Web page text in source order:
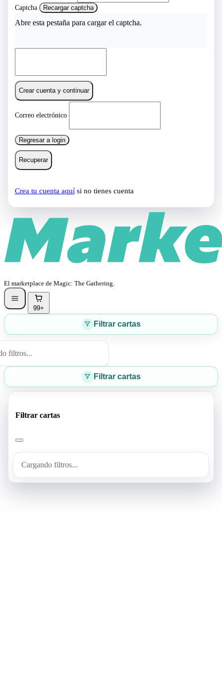
Captcha Recargar captcha
Abre esta pestaña para cargar el captcha.
Crear cuenta y continuar
Correo electrónico
Regresar a login
Recuperar
Crea tu cuenta aquísi no tienes cuenta
El marketplace de Magic: The Gathering.
99+
Filtrar cartas
filtros...
Filtrar cartas
Filtrar cartas
Cargando filtros...